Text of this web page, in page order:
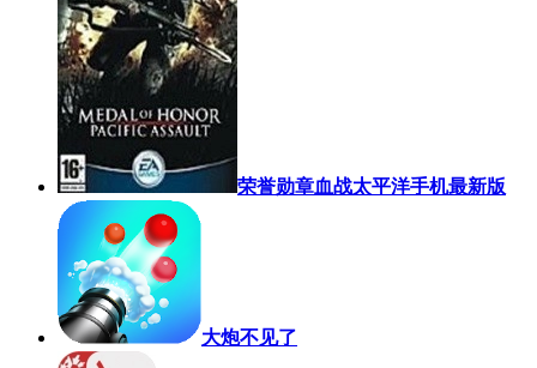
荣誉勋章血战太平洋手机最新版
大炮不见了